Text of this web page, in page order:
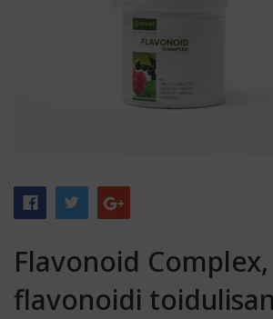
Flavonoid Complex,
flavonoidi